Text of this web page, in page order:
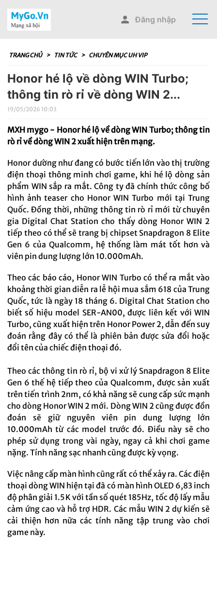
Đăng nhập
TRANG CHỦ > TIN TỨC > CHUYÊN MỤC UH VIP
Honor hé lộ về dòng WIN Turbo;
thông tin rò rỉ về dòng WIN 2...
19/05/2026 10:03
MXH mygo - Honor hé lộ về dòng WIN Turbo; thông tin
rò rỉ về dòng WIN 2 xuất hiện trên mạng.
Honor dường như đang có bước tiến lớn vào thị trường
điện thoại thông minh chơi game, khi hé lộ dòng sản
phẩm WIN sắp ra mắt. Công ty đã chính thức công bố
hình ảnh teaser cho Honor WIN Turbo mới tại Trung
Quốc. Đồng thời, những thông tin rò rỉ mới từ chuyên
gia Digital Chat Station cho thấy dòng Honor WIN 2
tiếp theo có thể sẽ trang bị chipset Snapdragon 8 Elite
Gen 6 của Qualcomm, hệ thống làm mát tốt hơn và
viên pin dung lượng lớn 10.000mAh.
Theo các báo cáo, Honor WIN Turbo có thể ra mắt vào
khoảng thời gian diễn ra lễ hội mua sắm 618 của Trung
Quốc, tức là ngày 18 tháng 6. Digital Chat Station cho
biết số hiệu model SER-AN00, được liên kết với WIN
Turbo, cũng xuất hiện trên Honor Power 2, dẫn đến suy
đoán rằng đây có thể là phiên bản được sửa đổi hoặc
đổi tên của chiếc điện thoại đó.
Theo các thông tin rò rỉ, bộ vi xử lý Snapdragon 8 Elite
Gen 6 thế hệ tiếp theo của Qualcomm, được sản xuất
trên tiến trình 2nm, có khả năng sẽ cung cấp sức mạnh
cho dòng Honor WIN 2 mới. Dòng WIN 2 cũng được đồn
đoán sẽ giữ nguyên viên pin dung lượng lớn
10.000mAh từ các model trước đó. Điều này sẽ cho
phép sử dụng trong vài ngày, ngay cả khi chơi game
nặng. Tính năng sạc nhanh cũng được kỳ vọng.
Việc nâng cấp màn hình cũng rất có thể xảy ra. Các điện
thoại dòng WIN hiện tại đã có màn hình OLED 6,83 inch
độ phân giải 1.5K với tần số quét 185Hz, tốc độ lấy mẫu
cảm ứng cao và hỗ trợ HDR. Các mẫu WIN 2 dự kiến ​​sẽ
cải thiện hơn nữa các tính năng tập trung vào chơi
game này.